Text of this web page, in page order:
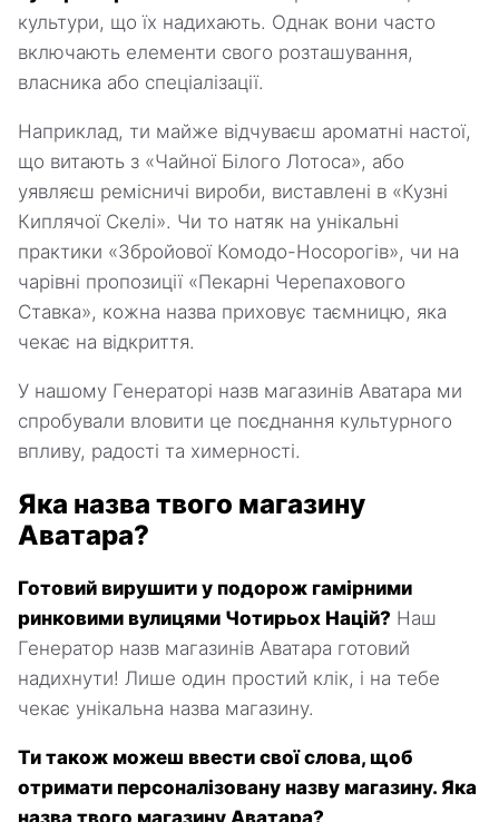
культури, що їх надихають. Однак вони часто
включають елементи свого розташування,
власника або спеціалізації.
Наприклад, ти майже відчуваєш ароматні настої,
що витають з «Чайної Білого Лотоса», або
уявляєш ремісничі вироби, виставлені в «Кузні
Киплячої Скелі». Чи то натяк на унікальні
практики «Збройової Комодо-Носорогів», чи на
чарівні пропозиції «Пекарні Черепахового
Ставка», кожна назва приховує таємницю, яка
чекає на відкриття.
У нашому Генераторі назв магазинів Аватара ми
спробували вловити це поєднання культурного
впливу, радості та химерності.
Яка назва твого магазину
Аватара?
Готовий вирушити у подорож гамірними
ринковими вулицями Чотирьох Націй? Наш
Генератор назв магазинів Аватара готовий
надихнути! Лише один простий клік, і на тебе
чекає унікальна назва магазину.
Ти також можеш ввести свої слова, щоб
отримати персоналізовану назву магазину. Яка